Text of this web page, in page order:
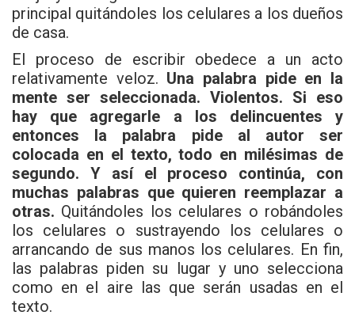
principal quitándoles los celulares a los dueños
de casa.
El proceso de escribir obedece a un acto
relativamente veloz. Una palabra pide en la
mente ser seleccionada. Violentos. Si eso
hay que agregarle a los delincuentes y
entonces la palabra pide al autor ser
colocada en el texto, todo en milésimas de
segundo. Y así el proceso continúa, con
muchas palabras que quieren reemplazar a
otras. Quitándoles los celulares o robándoles
los celulares o sustrayendo los celulares o
arrancando de sus manos los celulares. En fin,
las palabras piden su lugar y uno selecciona
como en el aire las que serán usadas en el
texto.